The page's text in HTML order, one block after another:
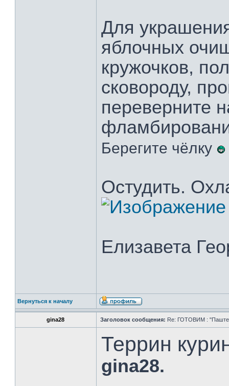
Для
яблочных
кружочков,
сковороду,
переверните
Берегите чёлку
Остудить.
Елизавета
Вернуться к началу
gina28 Заголовок сообщения: Re: ГОТОВИМ :
Террин
gina28.